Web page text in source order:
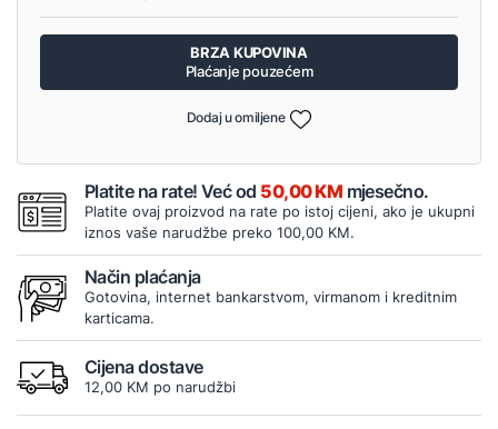
BRZA KUPOVINA
Plaćanje pouzećem
Dodaj u omiljene
Platite na rate! Već od 50,00 KM mjesečno.
Platite ovaj proizvod na rate po istoj cijeni, ako je ukupni
iznos vaše narudžbe preko 100,00 KM.
Način plaćanja
Gotovina, internet bankarstvom, virmanom i kreditnim
karticama.
Cijena dostave
12,00 KM po narudžbi